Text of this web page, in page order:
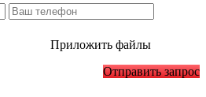
Приложить файлы
Отправить запрос